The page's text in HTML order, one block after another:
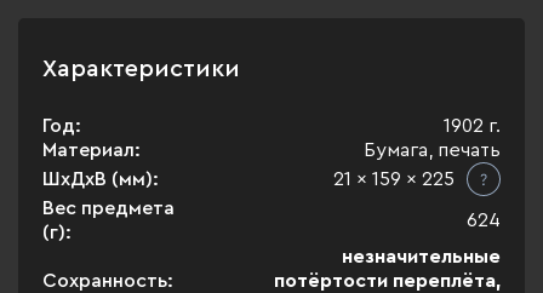
Характеристики
Год:
1902 г.
Материал:
Бумага, печать
ШхДхВ (мм):
21 x 159 x 225
Вес предмета
(г):
624
Сохранность:
незначительные
потёртости переплёта,